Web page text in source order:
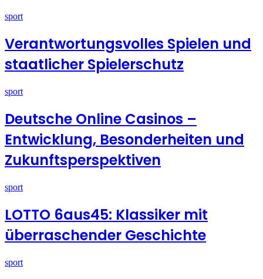
sport
Verantwortungsvolles Spielen und
staatlicher Spielerschutz
sport
Deutsche Online Casinos –
Entwicklung, Besonderheiten und
Zukunftsperspektiven
sport
LOTTO 6aus45: Klassiker mit
überraschender Geschichte
sport